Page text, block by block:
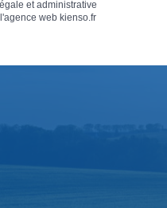
et administrative
agence web kienso.fr